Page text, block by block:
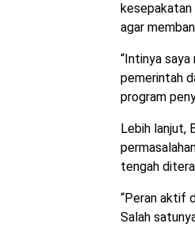
kesepakatan
agar
“Intinya
pemerintah
program
Lebih lanjut,
tengah
“Peran aktif
Salah